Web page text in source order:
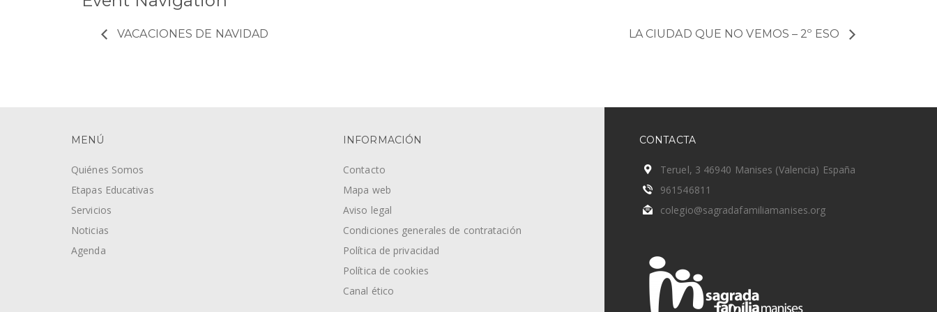
VACACIONES DE NAVIDAD LA CIUDAD QUE NO VEMOS – 2º ESO
MENÚ
Quiénes Somos
Etapas Educativas
Servicios
Noticias
Agenda
INFORMACIÓN
Contacto
Mapa web
Aviso legal
Condiciones generales de contratación
Política de privacidad
Política de cookies
Canal ético
CONTACTA
Teruel, 3 46940 Manises (Valencia) España
961546811
colegio@sagradafamiliamanises.org